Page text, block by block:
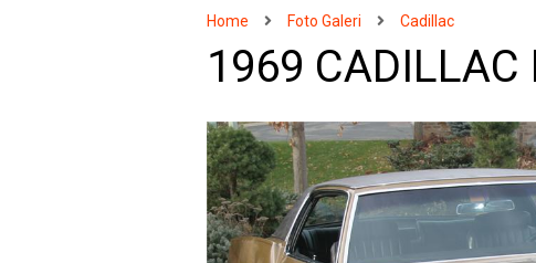
Home Foto Galeri Cadillac
1969 CADILLAC